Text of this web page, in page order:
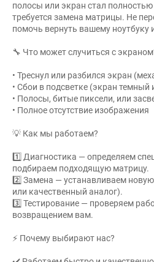
полосы или экран стал
требуется замена матрицы. Не
помочь вернуть вашему ноутбуку
🔧 Что может случиться с
• Треснул или разбился экран
• Сбои в подсветке (экран темный
• Полосы, битые пиксели, или
• Полное отсутствие изображения
💡 Как мы работаем?
1️⃣ Диагностика — определяем
подбираем подходящую матрицу.
2️⃣ Замена — устанавливаем
или качественный аналог).
3️⃣ Тестирование — проверяем
возвращением вам.
⚡️ Почему выбирают нас?